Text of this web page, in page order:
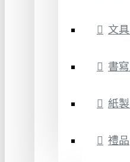
文
書
紙
禮品